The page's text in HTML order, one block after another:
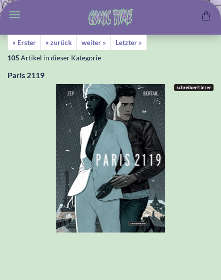
« Erster « zurück weiter »
Letzter »
105Artikel in dieser Kategorie
Paris 2119